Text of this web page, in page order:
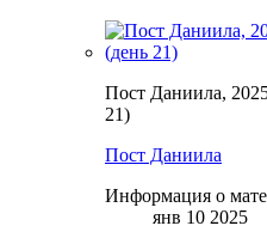
Пост Даниила,
21)
Пост Даниила
Информация о
янв 10 2025